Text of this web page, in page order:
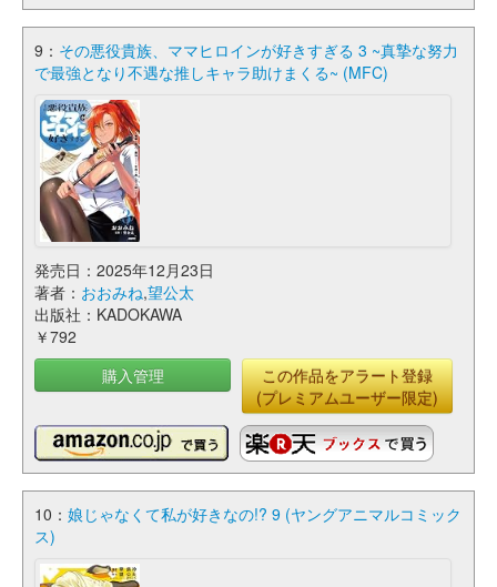
9： その悪役貴族、ママヒロインが好きすぎる 3 ~真摯な努力
で最強となり不遇な推しキャラ助けまくる~ (MFC)
発売日：2025年12月23日
著者： おおみね,望公太
出版社：KADOKAWA
￥792
購入管理
この作品をアラート登録
(プレミアムユーザー限定)
10： 娘じゃなくて私が好きなの!? 9 (ヤングアニマルコミック
ス)